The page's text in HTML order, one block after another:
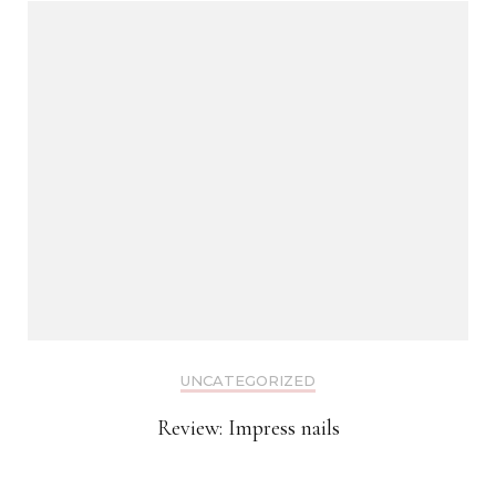
UNCATEGORIZED
Review: Impress nails